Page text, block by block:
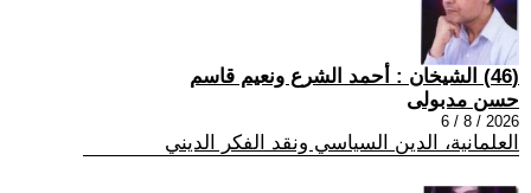
(46) الشيخان : أحمد الشرع ونعيم قاسم
حسن مدبولى
2026 / 8 / 6
العلمانية، الدين السياسي ونقد الفكر الديني